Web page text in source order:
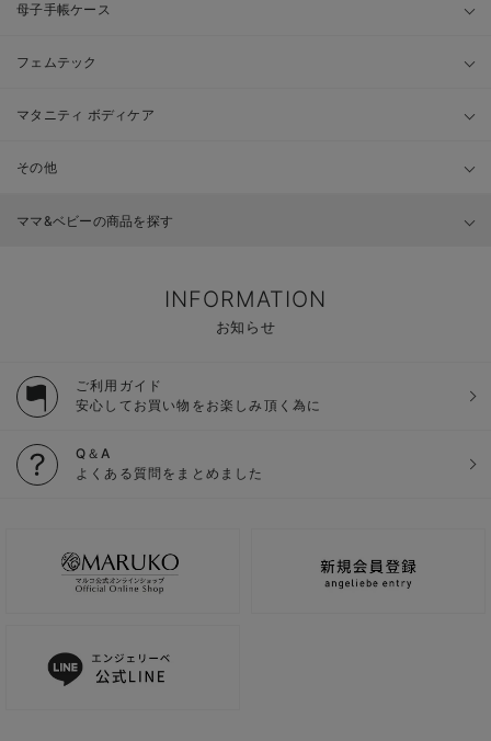
母子手帳ケース
フェムテック
マタニティ ボディケア
その他
ママ&ベビーの商品を探す
INFORMATION
お知らせ
ご利用ガイド
安心してお買い物をお楽しみ頂く為に
Q＆A
よくある質問をまとめました